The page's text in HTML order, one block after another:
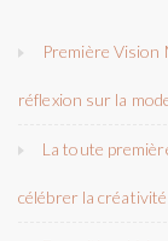
Première Vision
réflexion sur la
La toute
célébrer la